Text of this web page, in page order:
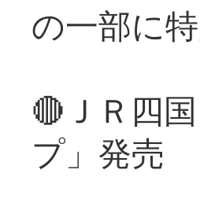
の一部に
🔴ＪＲ四
プ」発売